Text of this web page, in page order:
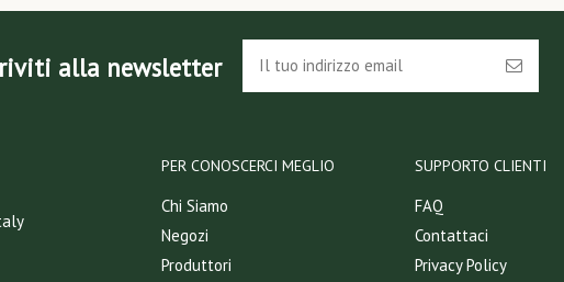
alla newsletter
PER CONOSCERCI MEGLIO
Chi Siamo
Negozi
Produttori
SUPPORTO CLIENTI
FAQ
Contattaci
Privacy Policy